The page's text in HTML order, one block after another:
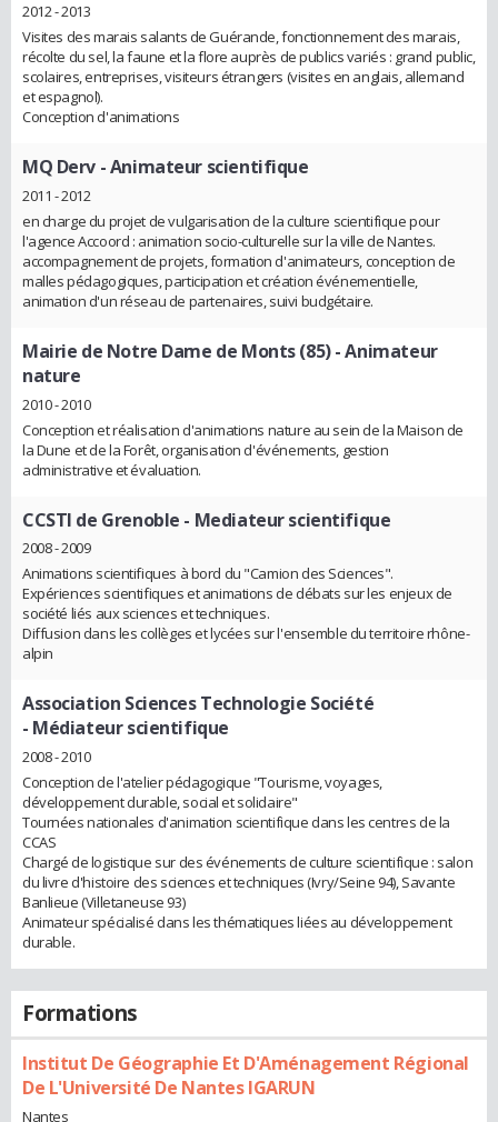
2012 - 2013
Visites des marais salants de Guérande, fonctionnement des marais,
récolte du sel, la faune et la flore auprès de publics variés : grand public,
scolaires, entreprises, visiteurs étrangers (visites en anglais, allemand
et espagnol).
Conception d'animations
MQ Derv - Animateur scientifique
2011 - 2012
en charge du projet de vulgarisation de la culture scientifique pour
l'agence Accoord : animation socio-culturelle sur la ville de Nantes.
accompagnement de projets, formation d'animateurs, conception de
malles pédagogiques, participation et création événementielle,
animation d'un réseau de partenaires, suivi budgétaire.
Mairie de Notre Dame de Monts (85)- Animateur
nature
2010 - 2010
Conception et réalisation d'animations nature au sein de la Maison de
la Dune et de la Forêt, organisation d'événements, gestion
administrative et évaluation.
CCSTI de Grenoble - Mediateur scientifique
2008 - 2009
Animations scientifiques à bord du "Camion des Sciences".
Expériences scientifiques et animations de débats sur les enjeux de
société liés aux sciences et techniques.
Diffusion dans les collèges et lycées sur l'ensemble du territoire rhône-
alpin
Association Sciences Technologie Société
- Médiateur scientifique
2008 - 2010
Conception de l'atelier pédagogique "Tourisme, voyages,
développement durable, social et solidaire"
Tournées nationales d'animation scientifique dans les centres de la
CCAS
Chargé de logistique sur des événements de culture scientifique : salon
du livre d'histoire des sciences et techniques (Ivry/Seine 94), Savante
Banlieue (Villetaneuse 93)
Animateur spécialisé dans les thématiques liées au développement
durable.
Formations
Institut De Géographie Et D'Aménagement Régional
De L'Université De Nantes IGARUN
Nantes